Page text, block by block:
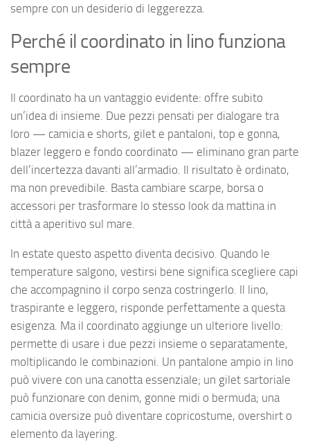
sempre con un desiderio di leggerezza.
Perché il coordinato in lino funziona
sempre
Il coordinato ha un vantaggio evidente: offre subito
un’idea di insieme. Due pezzi pensati per dialogare tra
loro — camicia e shorts, gilet e pantaloni, top e gonna,
blazer leggero e fondo coordinato — eliminano gran parte
dell’incertezza davanti all’armadio. Il risultato è ordinato,
ma non prevedibile. Basta cambiare scarpe, borsa o
accessori per trasformare lo stesso look da mattina in
città a aperitivo sul mare.
In estate questo aspetto diventa decisivo. Quando le
temperature salgono, vestirsi bene significa scegliere capi
che accompagnino il corpo senza costringerlo. Il lino,
traspirante e leggero, risponde perfettamente a questa
esigenza. Ma il coordinato aggiunge un ulteriore livello:
permette di usare i due pezzi insieme o separatamente,
moltiplicando le combinazioni. Un pantalone ampio in lino
può vivere con una canotta essenziale; un gilet sartoriale
può funzionare con denim, gonne midi o bermuda; una
camicia oversize può diventare copricostume, overshirt o
elemento da layering.